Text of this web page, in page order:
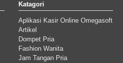
Katagori
Aplikasi Kasir Online Omegasoft
Artikel
Dompet Pria
Fashion Wanita
Jam Tangan Pria